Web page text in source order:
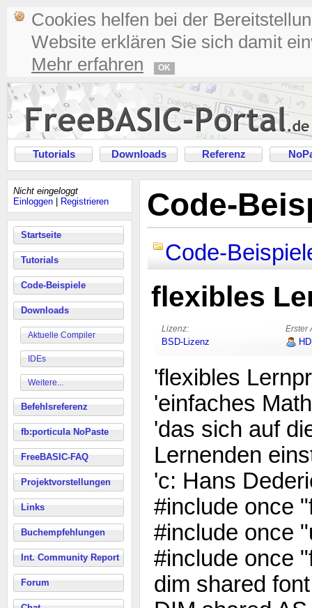
Cookies helfen bei der
Website erklären Sie sich damit
Mehr erfahren
OK
Tutorials Downloads Referenz
Nicht eingeloggt
Einloggen
Registrieren
Startseite
Tutorials
Code-Beispiele
Downloads
Aktuelle Compiler
IDEs
Weitere...
Befehlsreferenz
fb:porticula NoPaste
FreeBASIC-FAQ
Projektvorstellungen
Links
Buchempfehlungen
Int. Community Report
Forum
Code-
Code-
flexibles
Lizenz: Erster
BSD-Lizenz HD
'flexibles
'einfaches
'das sich auf
Lernenden
'c: Hans
#include once
#include once
#include once
dim shared